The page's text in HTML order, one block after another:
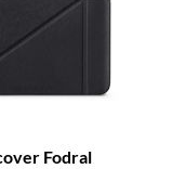
Fodral